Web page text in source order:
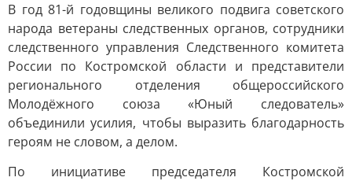
В год 81-й годовщины великого подвига советского
народа ветераны следственных органов, сотрудники
следственного управления Следственного комитета
России по Костромской области и представители
регионального отделения общероссийского
Молодёжного союза «Юный следователь»
объединили усилия, чтобы выразить благодарность
героям не словом, а делом.
По инициативе председателя Костромской